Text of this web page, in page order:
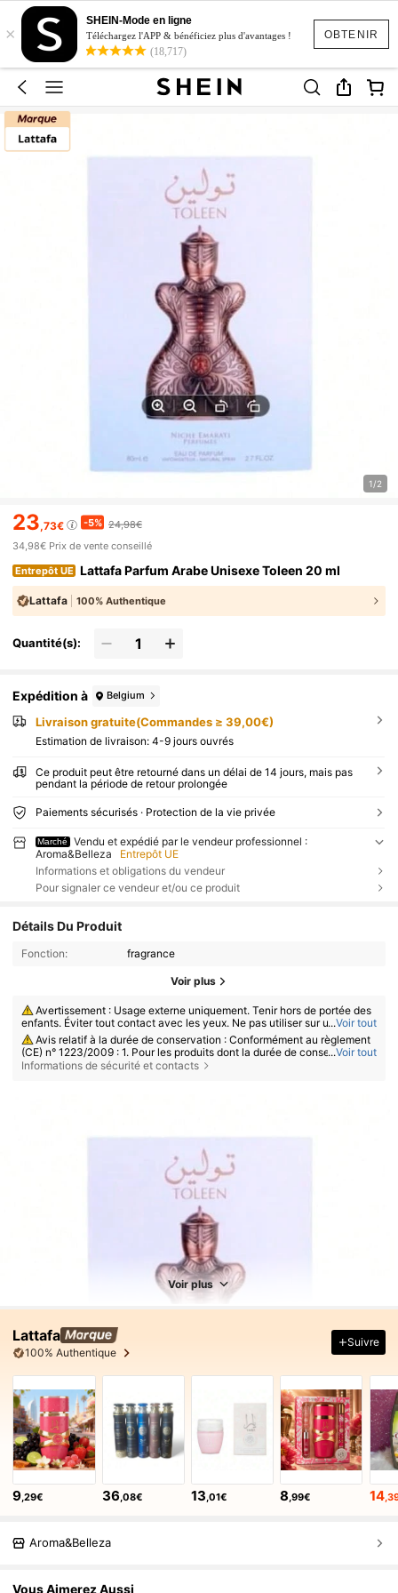
OBTENIR
×
SHEIN-Mode en ligne
Téléchargez l'APP & bénéficiez plus d'avantages !
(18,717)
1/2
23,73€ -5% 24,98€
34,98€ Prix de vente conseillé
Entrepôt UE Lattafa Parfum Arabe Unisexe Toleen 20 ml
Lattafa 100% Authentique
Quantité(s):
Expédition à Belgium
Livraison gratuite(Commandes ≥ 39,00€)
Estimation de livraison: 4-9 jours ouvrés
Ce produit peut être retourné dans un délai de 14 jours, mais pas
pendant la période de retour prolongée
Paiements sécurisés · Protection de la vie privée
Marché
Vendu et expédié par le vendeur professionnel :
Aroma&Belleza
Entrepôt UE
Informations et obligations du vendeur
Pour signaler ce vendeur et/ou ce produit
Détails Du Produit
Fonction: fragrance
Voir plus
Avertissement : Usage externe uniquement. Tenir hors de portée des
enfants. Éviter tout contact avec les yeux. Ne pas utiliser sur une peau l
ésée ou irritée. Cesser l’utilisation en cas d’irritation.
...Voir tout
Avis relatif à la durée de conservation : Conformément au règlement
(CE) n° 1223/2009 : 1. Pour les produits dont la durée de conservation to
tale est ≤ 30 mois : la date de péremption est indiquée par un symbole d
e : Les produits à usage unique, les produits non ouvrables et certains a
utres articles spécifiques sont exemptés du marquage DLO obligatoire.
Veuillez vous référer exclusivement aux indications imprimées sur l’emb
allage physique du produit ; cesser immédiatement l’utilisation en cas d
...Voir tout
Informations de sécurité et contacts
Voir plus
Lattafa
100% Authentique
Suivre
9,29€ 36,08€ 13,01€ 8,99€ 14
Aroma&Belleza
Vous Aimerez Aussi